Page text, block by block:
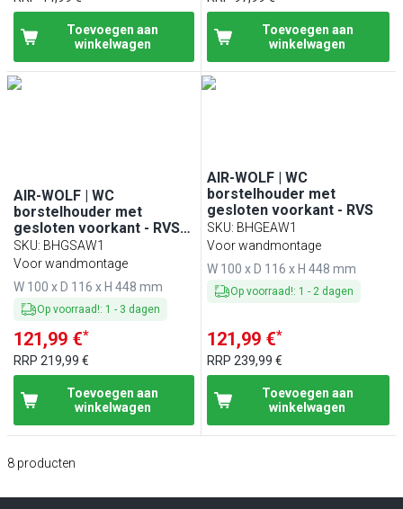
Toevoegen aan
winkelwagen
Toevoegen aan
winkelwagen
AIR-WOLF | WC
borstelhouder met
gesloten voorkant - RVS
Mat zwart
SKU: BHGSAW1
Voor wandmontage
W 100 x D 116 x H 448 mm
Op voorraad!: 1 - 3 dagen
121,99 €*
RRP 219,99 €
Toevoegen aan
winkelwagen
AIR-WOLF | WC
borstelhouder met
gesloten voorkant - RVS
SKU: BHGEAW1
Voor wandmontage
W 100 x D 116 x H 448 mm
Op voorraad!: 1 - 2 dagen
121,99 €*
RRP239,99 €
Toevoegen aan
winkelwagen
8 producten